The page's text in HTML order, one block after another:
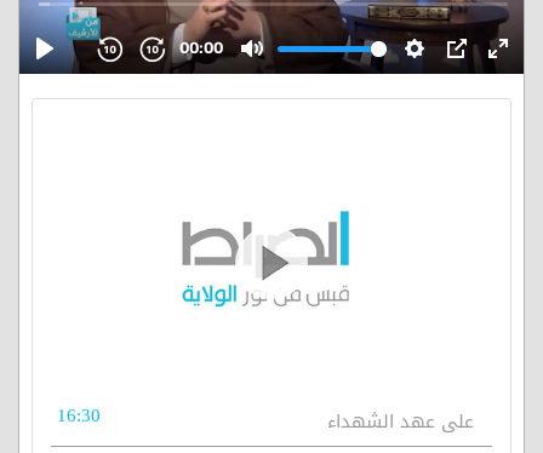
على عهد الشهداء 16:30